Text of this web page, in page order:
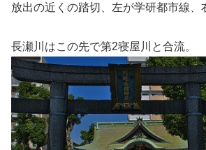
放出の近くの踏切、左が学研都市線、
長瀬川はこの先で第2寝屋川と合流。